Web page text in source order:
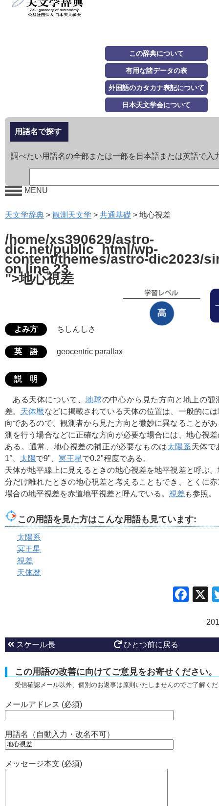
この辞典について
有用な諸データの表
外国語のカタカナ表記について
日本天文学会について
用語名で探す
調べたい用語名の全部または一部を日本語または英語で入
MENU
天文学辞典 > 観測天文学 > 共通基礎 > 地心視差
/home/xs390629/astro-
dic.net/public_html/wp-
content/themes/astro-dic2023/
on line23
">地心視差
よみ方 ちしんしさ
英 語 geocentric parallax
説 明
ある天体について、地球の中心から見た方向と地上の観
差。 天体暦などに掲載されている天体の位置は、一般的に
向であるので、観測者から見た方向と微妙に異なることが
測を行う場合などに正確な方向が必要な場合には、地心視
ある。通常、地心視差の補正が必要なものは太陽系天体で
1°、 太陽で9"、 冥王星で0.2"程度である。
天体が地平線上に見えるときの地心視差を地平視差と呼ぶ
分だけ離れたときの地心視差と考えることもでき、とくに
場合の地平視差を赤道地平視差と呼んでいる。 視差も参照。
この用語を見た方はこんな用語も見ています:
太陽系
冥王星
視差
天体暦
スケール長 ひとつ前に戻る
この用語の改善に向けてご意見をお寄せください。
受信確認メール以外、個別のお返事は原則いたしませんのでご了解く
メールアドレス (必須)
用語名（自動入力・改名不可）
メッセージ本文 (必須)